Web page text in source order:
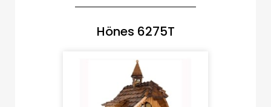
Hönes 6275T